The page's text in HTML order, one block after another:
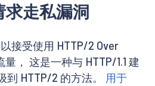
求走私漏洞
接受使用 HTTP/2 Over
， 这是一种与 HTTP/1.1 建
到 HTTP/2 的方法。 用于